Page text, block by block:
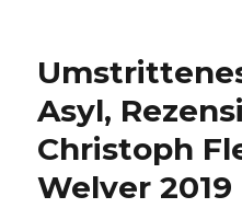
Asyl,
Christoph
Welver 2019